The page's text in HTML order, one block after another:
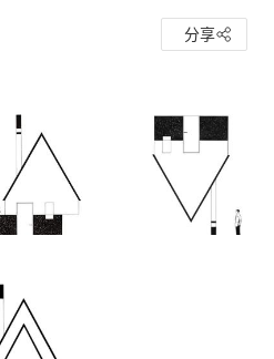
分享